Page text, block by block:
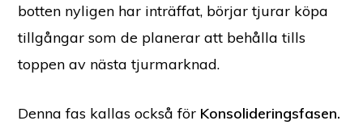
botten nyligen har inträffat, börjar tjurar köpa
tillgångar som de planerar att behålla tills
toppen av nästa tjurmarknad.
Denna fas kallas också för Konsolideringsfasen.